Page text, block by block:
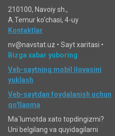
210100, Navoiy sh.,
A.Temur ko‘chаsi, 4-uy
Kontaktlar
nv@navstat.uz • Sayt xaritasi •
Bizga xabar yuboring
Veb-saytning mobil ilovasini
yuklash
Veb-saytdan foydalanish uchun
qo'llanma
Ma`lumotda xato topdingizmi?
Uni belgilang va quyidagilarni